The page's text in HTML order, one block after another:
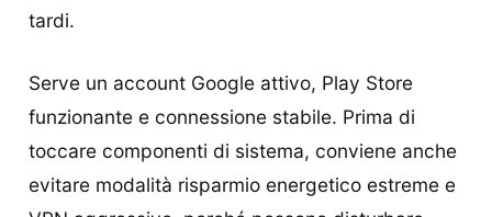
tardi.
Serve un account Google attivo, Play Store
funzionante e connessione stabile. Prima di
toccare componenti di sistema, conviene anche
evitare modalità risparmio energetico estreme e